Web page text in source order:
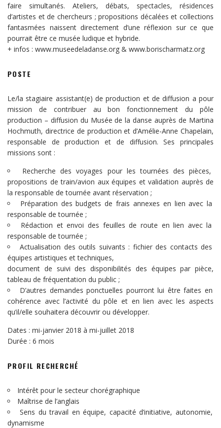
faire simultanés. Ateliers, débats, spectacles, résidences
d’artistes et de chercheurs ; propositions décalées et collections
fantasmées naissent directement d’une réflexion sur ce que
pourrait être ce musée ludique et hybride.
+ infos : www.museedeladanse.org & www.borischarmatz.org
POSTE
Le/la stagiaire assistant(e) de production et de diffusion a pour
mission de contribuer au bon fonctionnement du pôle
production – diffusion du Musée de la danse auprès de Martina
Hochmuth, directrice de production et d’Amélie-Anne Chapelain,
responsable de production et de diffusion. Ses principales
missions sont :
Recherche des voyages pour les tournées des pièces,
propositions de train/avion aux équipes et validation auprès de
la responsable de tournée avant réservation ;
Préparation des budgets de frais annexes en lien avec la
responsable de tournée ;
Rédaction et envoi des feuilles de route en lien avec la
responsable de tournée ;
Actualisation des outils suivants : fichier des contacts des
équipes artistiques et techniques,
document de suivi des disponibilités des équipes par pièce,
tableau de fréquentation du public ;
D’autres demandes ponctuelles pourront lui être faites en
cohérence avec l’activité du pôle et en lien avec les aspects
qu’il/elle souhaitera découvrir ou développer.
Dates : mi-janvier 2018 à mi-juillet 2018
Durée : 6 mois
PROFIL RECHERCHÉ
Intérêt pour le secteur chorégraphique
Maîtrise de l’anglais
Sens du travail en équipe, capacité d’initiative, autonomie,
dynamisme